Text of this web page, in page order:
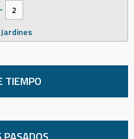
-
2
TIEMPO